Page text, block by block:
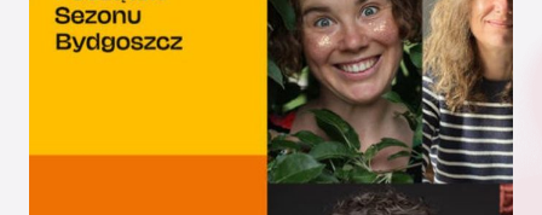
Wyszukaj